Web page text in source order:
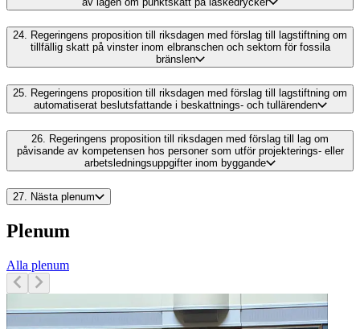
24. Regeringens proposition till riksdagen med förslag till lagstiftning om
tillfällig skatt på vinster inom elbranschen och sektorn för fossila
bränslen
25. Regeringens proposition till riksdagen med förslag till lagstiftning om
automatiserat beslutsfattande i beskattnings- och tullärenden
26.
Regeringens proposition till riksdagen med förslag till lag om
påvisande av kompetensen hos personer som utför projekterings- eller
arbetsledningsuppgifter inom byggande
27. Nästa plenum
Plenum
Alla plenum